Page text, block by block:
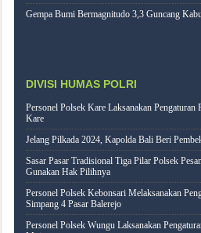
Gempa Bumi Bermagnitudo 3,3 Guncang
DIVISI HUMAS POLRI
Personel Polsek Kare Laksanakan Pengaturan
Kare
Jelang Pilkada 2024, Kapolda Bali Beri
Sasar Pasar Tradisional Tiga Pilar Polsek
Gunakan Hak Pilihnya
Personel Polsek Kebonsari Melaksanakan
Simpang 4 Pasar Balerejo
Personel Polsek Wungu Laksanakan